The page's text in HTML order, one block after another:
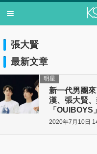
張大賢
最新文章
新一代男團
漢、張大賢
「OUIBOYS」
明星
2020年7月10日